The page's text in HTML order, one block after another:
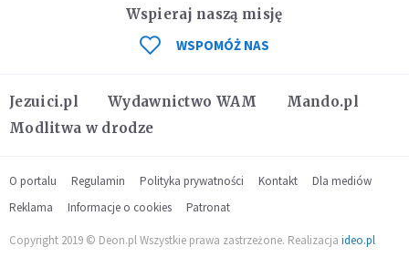
Jezuici.pl Wydawnictwo WAM
Mando.pl
Modlitwa w drodze
Wspieraj naszą misję
WSPOMÓŻ NAS
O portalu Regulamin Polityka prywatności Kontakt
Dla mediów
Reklama
Informacje o cookies Patronat
Copyright 2019 © Deon.pl Wszystkie prawa zastrzeżone. Realizacja ideo.pl